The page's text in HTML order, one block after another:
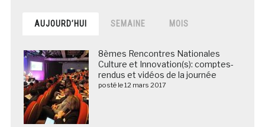
AUJOURD’HUI SEMAINE MOIS
8èmes Rencontres Nationales
Culture et Innovation(s): comptes-
rendus et vidéos de la journée
posté le 12 mars 2017